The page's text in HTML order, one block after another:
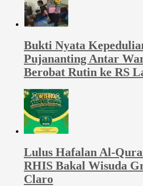
Bukti Nyata
Pujananting Antar
Berobat Rutin ke RS
Lulus Hafalan Al-
RHIS Bakal Wisuda
Claro